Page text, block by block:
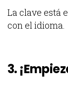
La clave está
con el idioma.
3.